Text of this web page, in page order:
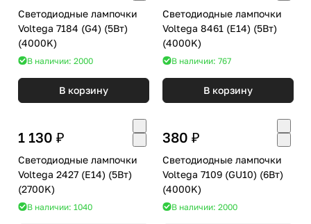
Светодиодные лампочки
Voltega 7184 (G4) (5Вт)
(4000K)
В наличии: 2000
В корзину
Светодиодные лампочки
Voltega 8461 (E14) (5Вт)
(4000K)
В наличии: 767
В корзину
1 130 ₽
Светодиодные лампочки
Voltega 2427 (E14) (5Вт)
(2700K)
В наличии: 1040
380 ₽
Светодиодные лампочки
Voltega 7109 (GU10) (6Вт)
(4000K)
В наличии: 2000